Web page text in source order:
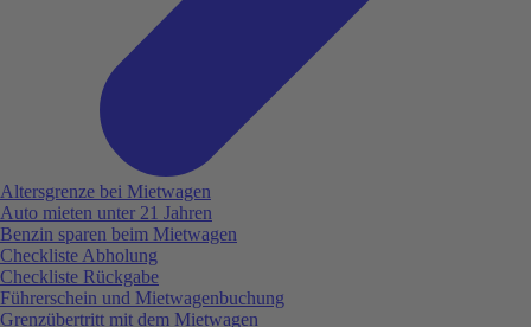
Altersgrenze bei Mietwagen
Auto mieten unter 21 Jahren
Benzin sparen beim Mietwagen
Checkliste Abholung
Checkliste Rückgabe
Führerschein und Mietwagenbuchung
Grenzübertritt mit dem Mietwagen